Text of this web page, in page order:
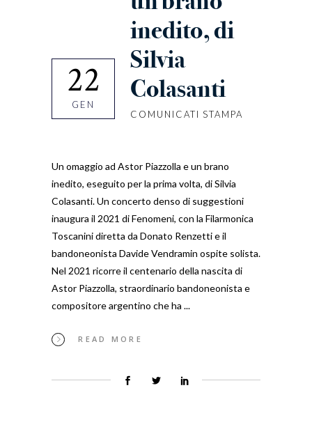
22
GEN
inedito, di
Silvia
Colasanti
COMUNICATI STAMPA
Un omaggio ad Astor Piazzolla e un brano
inedito, eseguito per la prima volta, di Silvia
Colasanti. Un concerto denso di suggestioni
inaugura il 2021 di Fenomeni, con la Filarmonica
Toscanini diretta da Donato Renzetti e il
bandoneonista Davide Vendramin ospite solista.
Nel 2021 ricorre il centenario della nascita di
Astor Piazzolla, straordinario bandoneonista e
compositore argentino che ha
READ MORE